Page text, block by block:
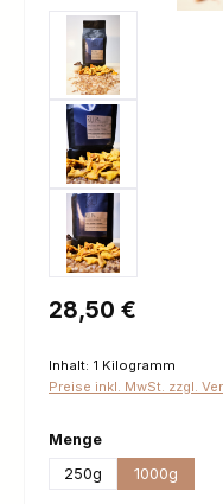
Regulärer Preis:
28,50 €
Inhalt: 1 Kilogramm
Preise inkl. MwSt. zzgl.
Mengeauswählen
250g
1000g